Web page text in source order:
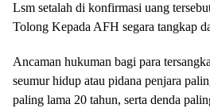
Lsm setalah di konfirmasi uang
Tolong Kepada AFH segara tangkap
Ancaman hukuman bagi para
seumur hidup atau pidana penjara
paling lama 20 tahun, serta denda